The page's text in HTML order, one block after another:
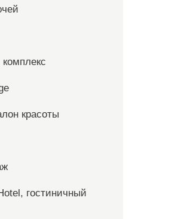
красоты
гостиничный